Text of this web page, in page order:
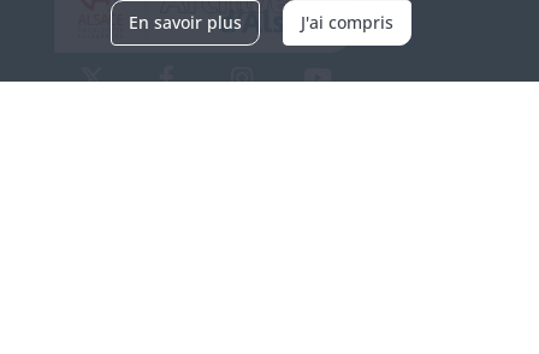
En savoir plus J'ai compris